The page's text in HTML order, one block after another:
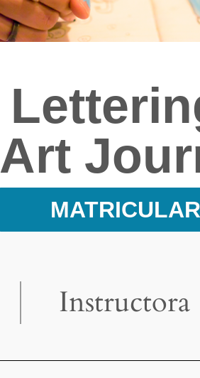
Art
MATRICULAR
Instructora